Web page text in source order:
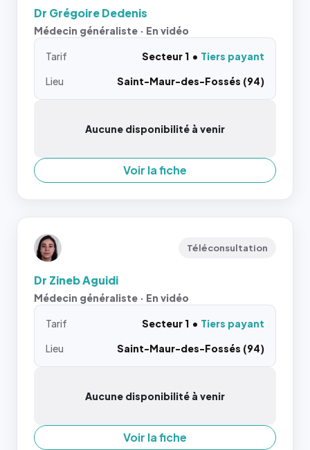
Dr Grégoire Dedenis
Médecin généraliste · En vidéo
Tarif Secteur 1
Tiers payant
Lieu
Saint-Maur-des-Fossés (94)
Aucune disponibilité à venir
Voir la fiche
Téléconsultation
Dr Zineb Aguidi
Médecin généraliste · En vidéo
Tarif Secteur 1
Tiers payant
Lieu
Saint-Maur-des-Fossés (94)
Aucune disponibilité à venir
Voir la fiche